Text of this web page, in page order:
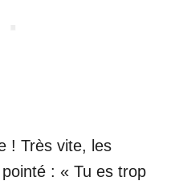
! Très vite, les
: « Tu es trop